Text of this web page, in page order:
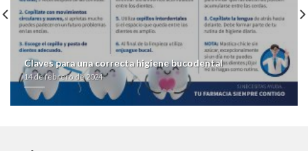
Claves para una correcta higiene bucodental
14 de febrero de 2024